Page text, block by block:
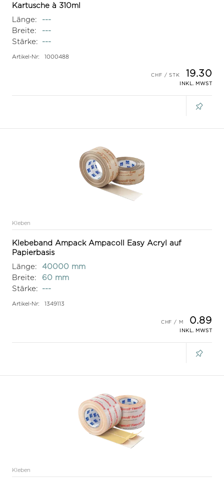
Kartusche à 310ml
Länge:
---
Breite:
---
Stärke:
---
Artikel-Nr: 1000488
19.30
INKL. MWST
Kleben
Klebeband Ampack Ampacoll Easy Acryl auf
Papierbasis
Länge:
40000 mm
Breite:
60 mm
Stärke:
---
Artikel-Nr: 1349113
0.89
INKL. MWST
Kleben